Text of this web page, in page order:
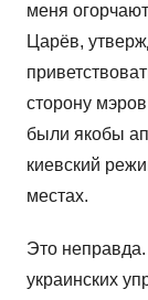
меня
Царёв,
сторону
были якобы
киевский
местах.
Это
украинских